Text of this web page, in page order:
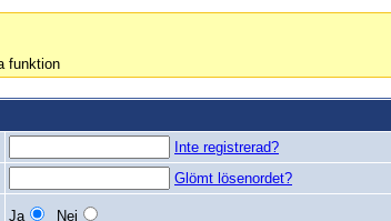
funktion
Inte registrerad?
Glömt lösenordet?
Ja
Nej